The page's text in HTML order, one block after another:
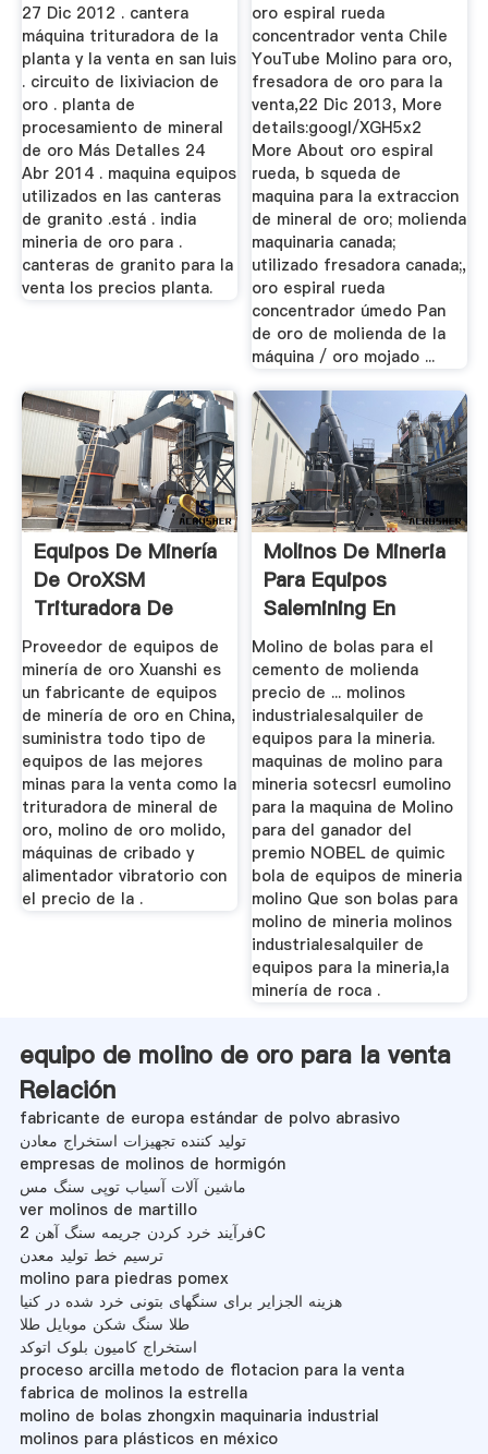
27 Dic 2012 . cantera
máquina trituradora de la
planta y la venta en san luis
. circuito de lixiviacion de
oro . planta de
procesamiento de mineral
de oro Más Detalles 24
Abr 2014 . maquina equipos
utilizados en las canteras
de granito .está . india
mineria de oro para .
canteras de granito para la
venta los precios planta.
oro espiral rueda
concentrador venta Chile
YouTube Molino para oro,
fresadora de oro para la
venta,22 Dic 2013, More
details:googl/XGH5x2
More About oro espiral
rueda, b squeda de
maquina para la extraccion
de mineral de oro; molienda
maquinaria canada;
utilizado fresadora canada;,
oro espiral rueda
concentrador úmedo Pan
de oro de molienda de la
máquina / oro mojado ...
Equipos De Minería
De OroXSM
Trituradora De
Compra Venta
Proveedor de equipos de
minería de oro Xuanshi es
un fabricante de equipos
de minería de oro en China,
suministra todo tipo de
equipos de las mejores
minas para la venta como la
trituradora de mineral de
oro, molino de oro molido,
máquinas de cribado y
alimentador vibratorio con
el precio de la .
Molinos De Mineria
Para Equipos
Salemining En
Venta
Molino de bolas para el
cemento de molienda
precio de ... molinos
industrialesalquiler de
equipos para la mineria.
maquinas de molino para
mineria sotecsrl eumolino
para la maquina de Molino
para del ganador del
premio NOBEL de quimic
bola de equipos de mineria
molino Que son bolas para
molino de mineria molinos
industrialesalquiler de
equipos para la mineria,la
minería de roca .
equipo de molino de oro para la venta
Relación
fabricante de europa estándar de polvo abrasivo
تولید کننده تجهیزات استخراج معادن
empresas de molinos de hormigón
ماشین آلات آسیاب توپی سنگ مس
ver molinos de martillo
فرآیند خرد کردن جریمه سنگ آهن 2C
ترسیم خط تولید معدن
molino para piedras pomex
هزینه الجزایر برای سنگهای بتونی خرد شده در کنیا
طلا سنگ شکن موبایل طلا
استخراج کامیون بلوک اتوکد
proceso arcilla metodo de flotacion para la venta
fabrica de molinos la estrella
molino de bolas zhongxin maquinaria industrial
molinos para plásticos en méxico